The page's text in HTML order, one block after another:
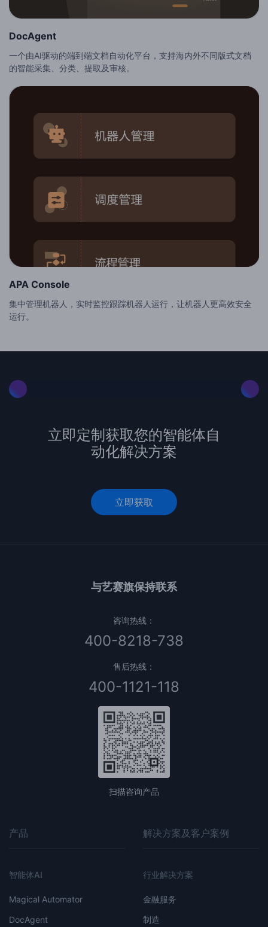
DocAgent
一个由AI驱动的端到端文档自动化平台，支持海内外不同版式文档
的智能采集、分类、提取及审核。
APA Console
集中管理机器人，实时监控跟踪机器人运行，让机器人更高效安全
运行。
立即定制获取您的智能体自
动化解决方案
立即获取
与艺赛旗保持联系
咨询热线：
400-8218-738
售后热线：
400-1121-118
扫描咨询产品
产品
智能体AI
Magical Automator
DocAgent
解决方案及客户案例
行业解决方案
金融服务
制造